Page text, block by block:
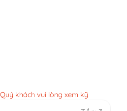
khách vui lòng xem kỹ